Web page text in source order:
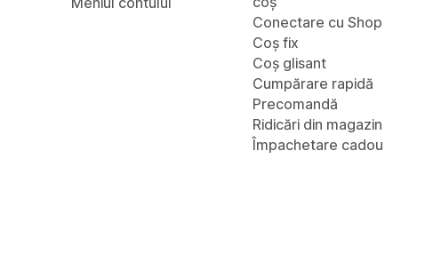
Conectare cu Shop
Coș fix
Coș glisant
Cumpărare rapidă
Precomandă
Ridicări din magazin
Împachetare cadou